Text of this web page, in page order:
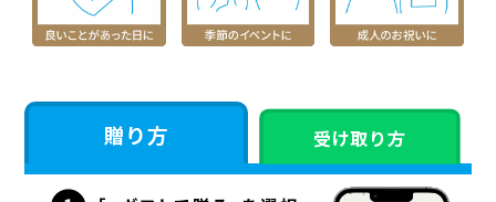
贈り方 受け取り方